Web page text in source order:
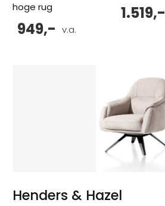
hoge rug
v.a.
949,-
1.519,-
Henders & Hazel